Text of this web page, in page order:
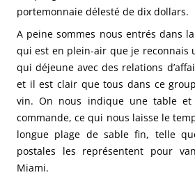
portemonnaie délesté de dix dollars.
A peine sommes nous entrés dans
qui est en plein-air que je reconnais
qui déjeune avec des relations
et il est clair que tous dans ce
vin. On nous indique une table et
commande, ce qui nous laisse le
longue plage de sable fin, telle
postales les représentent pour
Miami.